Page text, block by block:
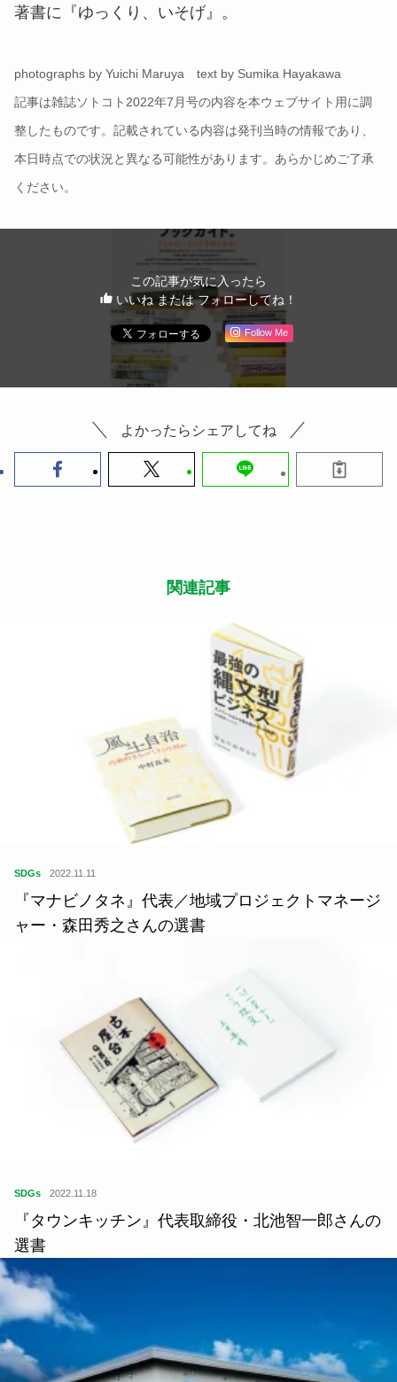
著書に『ゆっくり、いそげ』。
photographs by Yuichi Maruya text by Sumika Hayakawa
記事は雑誌ソトコト2022年7月号の内容を本ウェブサイト用に調
整したものです。記載されている内容は発刊当時の情報であり、
本日時点での状況と異なる可能性があります。あらかじめご了承
ください。
この記事が気に入ったら
いいね または フォローしてね！
Follow Me
よかったらシェアしてね
関連記事
SDGs 2022.11.11
『マナビノタネ』代表／地域プロジェクトマネージ
ャー・森田秀之さんの選書
SDGs 2022.11.18
『タウンキッチン』代表取締役・北池智一郎さんの
選書